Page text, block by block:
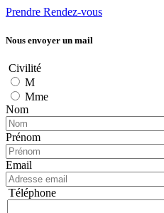
Prendre Rendez-vous
Nous envoyer un mail
Civilité
M
Mme
Nom
Prénom
Email
Téléphone